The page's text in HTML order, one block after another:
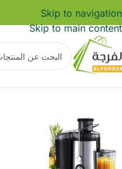
Skip to navigation
Skip to main content